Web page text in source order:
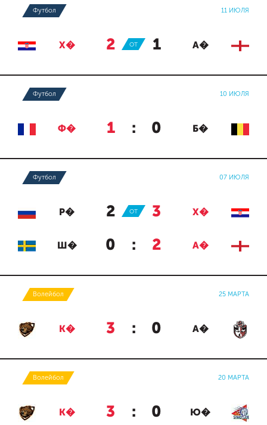
Футбол 11 ИЮЛЯ
Х� 2 : 1 А�
ОТ
Футбол 10 ИЮЛЯ
Ф� 1 : 0 Б�
Футбол 07 ИЮЛЯ
Р� 2 : 3 Х�
ОТ
Ш� 0 : 2 А�
Волейбол 25 МАРТА
К� 3 : 0 А�
Волейбол 20 МАРТА
К� 3 : 0 Ю�